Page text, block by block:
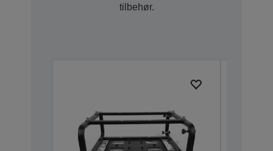
tilbehør.